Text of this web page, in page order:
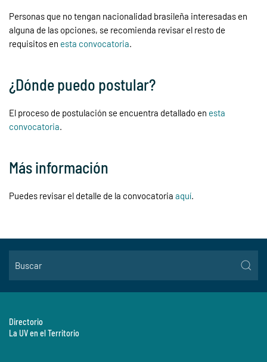
Personas que no tengan nacionalidad brasileña interesadas en
alguna de las opciones, se recomienda revisar el resto de
requisitos en esta convocatoria.
¿Dónde puedo postular?
El proceso de postulación se encuentra detallado en esta
convocatoria.
Más información
Puedes revisar el detalle de la convocatoria aquí.
Directorio
La UV en el Territorio